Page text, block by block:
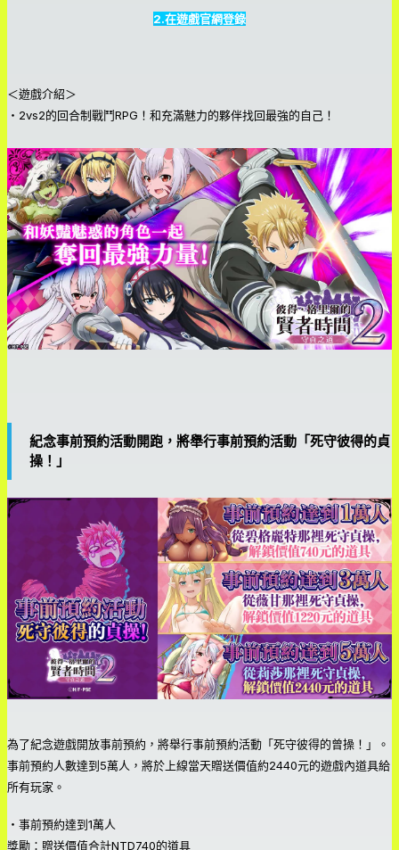
2.在遊戲官網登錄
＜遊戲介紹＞
・2vs2的回合制戰鬥RPG！和充滿魅力的夥伴找回最強的自己！
紀念事前預約活動開跑，將舉行事前預約活動「死守彼得的貞
操！」
為了紀念遊戲開放事前預約，將舉行事前預約活動「死守彼得的曾操！」。
事前預約人數達到5萬人，將於上線當天贈送價值約2440元的遊戲內道具給
所有玩家。
・事前預約達到1萬人
獎勵：贈送價值合計NTD740的道具